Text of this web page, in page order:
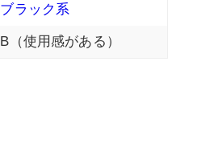
ブラック系
B（使用感がある）